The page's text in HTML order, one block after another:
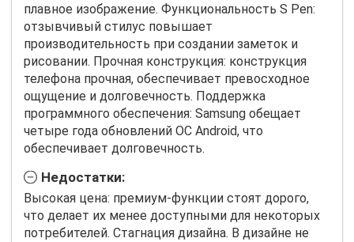
плавное изображение. Функциональность S Pen:
отзывчивый стилус повышает
производительность при создании заметок и
рисовании. Прочная конструкция: конструкция
телефона прочная, обеспечивает превосходное
ощущение и долговечность. Поддержка
программного обеспечения: Samsung обещает
четыре года обновлений ОС Android, что
обеспечивает долговечность.
Недостатки:
Высокая цена: премиум-функции стоят дорого,
что делает их менее доступными для некоторых
потребителей. Стагнация дизайна. В дизайне не